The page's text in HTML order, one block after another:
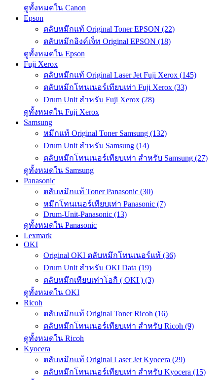
ดูทั้งหมดใน Canon
Epson
ตลับหมึกแท้ Original Toner EPSON (22)
ตลับหมึกอิงค์เจ็ท Original EPSON (18)
ดูทั้งหมดใน Epson
Fuji Xerox
ตลับหมึกแท้ Original Laser Jet Fuji Xerox (145)
ตลับหมึกโทนเนอร์เทียบเท่า Fuji Xerox (33)
Drum Unit สำหรับ Fuji Xerox (28)
ดูทั้งหมดใน Fuji Xerox
Samsung
หมึกแท้ Original Toner Samsung (132)
Drum Unit สำหรับ Samsung (14)
ตลับหมึกโทนเนอร์เทียบเท่า สำหรับ Samsung (27)
ดูทั้งหมดใน Samsung
Panasonic
ตลับหมึกแท้ Toner Panasonic (30)
หมึกโทนเนอร์เทียบเท่า Panasonic (7)
Drum-Unit-Panasonic (13)
ดูทั้งหมดใน Panasonic
Lexmark
OKI
Original OKI ตลับหมึกโทนเนอร์แท้ (36)
Drum Unit สำหรับ OKI Data (19)
ตลับหมึกเทียบเท่าโอกิ ( OKI ) (3)
ดูทั้งหมดใน OKI
Ricoh
ตลับหมึกแท้ Original Toner Ricoh (16)
ตลับหมึกโทนเนอร์เทียบเท่า สำหรับ Ricoh (9)
ดูทั้งหมดใน Ricoh
Kyocera
ตลับหมึกแท้ Original Laser Jet Kyocera (29)
ตลับหมึกโทนเนอร์เทียบเท่า สำหรับ Kyocera (15)